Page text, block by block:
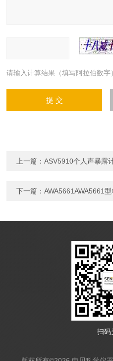
请输入计算结果（填写阿拉伯数字
上一篇：ASV5910个人声暴露
下一篇：AWA5661AWA5661
扫码